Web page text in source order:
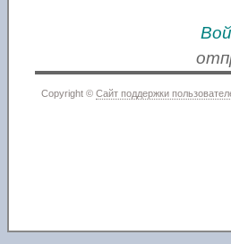
Copyright © Сайт поддержки